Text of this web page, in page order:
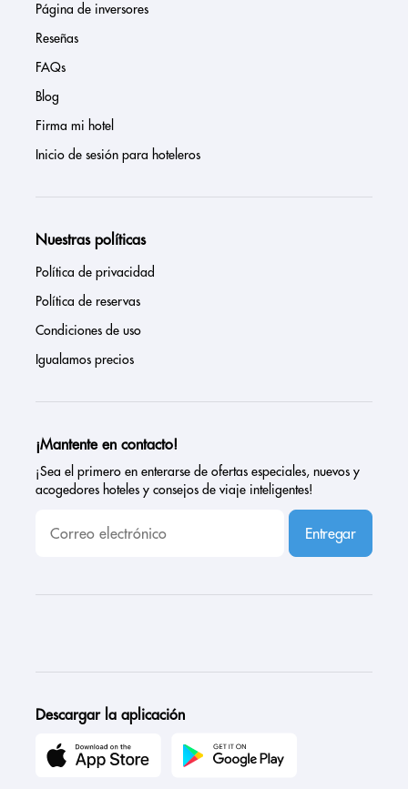
Página de inversores
Reseñas
FAQs
Blog
Firma mi hotel
Inicio de sesión para hoteleros
Nuestras políticas
Política de privacidad
Política de reservas
Condiciones de uso
Igualamos precios
¡Mantente en contacto!
¡Sea el primero en enterarse de ofertas especiales, nuevos y
acogedores hoteles y consejos de viaje inteligentes!
Entregar
Descargar la aplicación